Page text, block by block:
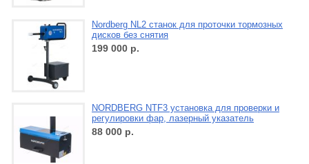
Nordberg NL2 станок для проточки тормозных
дисков без снятия
199 000 р.
NORDBERG NTF3 установка для проверки и
регулировки фар, лазерный указатель
88 000 р.